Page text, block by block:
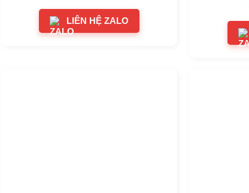
LIÊN HỆ ZALO